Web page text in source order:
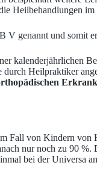
Heilbehandlungen
V genannt und somit
kalenderjährlichen
Heilpraktiker
Fall von Kindern von
nur noch zu 90 %.
bei der Universa